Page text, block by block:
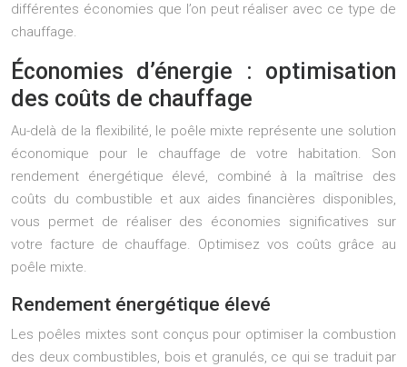
différentes économies que l’on peut réaliser avec ce type de
chauffage.
Économies d’énergie : optimisation
des coûts de chauffage
Au-delà de la flexibilité, le poêle mixte représente une solution
économique pour le chauffage de votre habitation. Son
rendement énergétique élevé, combiné à la maîtrise des
coûts du combustible et aux aides financières disponibles,
vous permet de réaliser des économies significatives sur
votre facture de chauffage. Optimisez vos coûts grâce au
poêle mixte.
Rendement énergétique élevé
Les poêles mixtes sont conçus pour optimiser la combustion
des deux combustibles, bois et granulés, ce qui se traduit par